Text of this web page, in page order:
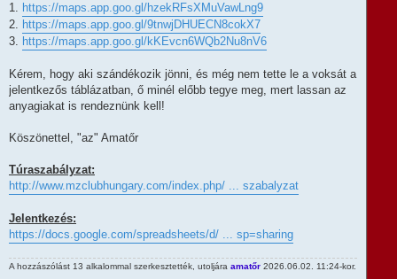
1. https://maps.app.goo.gl/hzekRFsXMuVawLng9
2. https://maps.app.goo.gl/9tnwjDHUECN8cokX7
3. https://maps.app.goo.gl/kKEvcn6WQb2Nu8nV6
Kérem, hogy aki szándékozik jönni, és még nem tette le a voksát a
jelentkezős táblázatban, ő minél előbb tegye meg, mert lassan az
anyagiakat is rendeznünk kell!
Köszönettel, "az" Amatőr
Túraszabályzat:
http://www.mzclubhungary.com/index.php/ ... szabalyzat
Jelentkezés:
https://docs.google.com/spreadsheets/d/ ... sp=sharing
A hozzászólást 13 alkalommal szerkesztették, utoljára amatőr 2026.06.02. 11:24-kor.